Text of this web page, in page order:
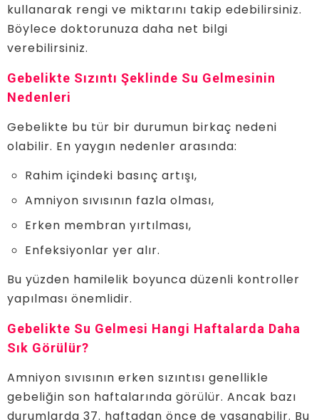
kullanarak rengi ve miktarını takip edebilirsiniz.
Böylece doktorunuza daha net bilgi
verebilirsiniz.
Gebelikte Sızıntı Şeklinde Su Gelmesinin
Nedenleri
Gebelikte bu tür bir durumun birkaç nedeni
olabilir. En yaygın nedenler arasında:
Rahim içindeki basınç artışı,
Amniyon sıvısının fazla olması,
Erken membran yırtılması,
Enfeksiyonlar yer alır.
Bu yüzden hamilelik boyunca düzenli kontroller
yapılması önemlidir.
Gebelikte Su Gelmesi Hangi Haftalarda Daha
Sık Görülür?
Amniyon sıvısının erken sızıntısı genellikle
gebeliğin son haftalarında görülür. Ancak bazı
durumlarda 37. haftadan önce de yaşanabilir. Bu